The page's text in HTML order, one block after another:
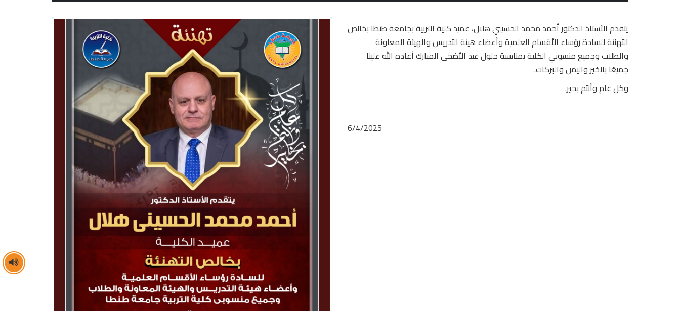
يتقدم الأستاذ الدكتور أحمد محمد الحسيني هلال، عميد كلية التربية بجامعة طنطا بخالص
التهنئة للسادة رؤساء الأقسام العلمية وأعضاء هيئة التدريس والهيئة المعاونة
والطلاب وجميع منسوبي الكلية بمناسبة حلول عيد الأضحى المبارك أعاده الله علينا
جميعًا بالخير واليمن والبركات.
وكل عام وأنتم بخير.
6/4/2025